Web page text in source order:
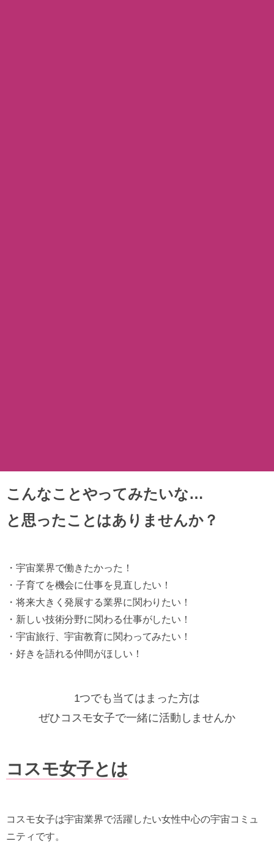
こんなことやってみたいな…
と思ったことはありませんか？
・宇宙業界で働きたかった！
・子育てを機会に仕事を見直したい！
・将来大きく発展する業界に関わりたい！
・新しい技術分野に関わる仕事がしたい！
・宇宙旅行、宇宙教育に関わってみたい！
・好きを語れる仲間がほしい！
1つでも当てはまった方は
ぜひコスモ女子で一緒に活動しませんか
コスモ女子とは
コスモ女子は宇宙業界で活躍したい女性中心の宇宙コミュ
ニティです。